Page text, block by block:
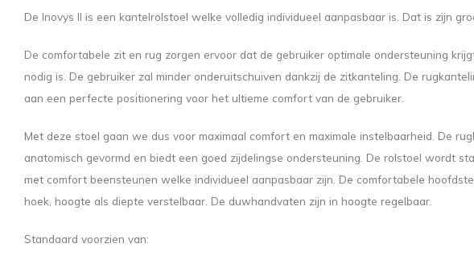
De Inovys II is een kantelrolstoel welke volledig individueel aanpasbaar is. Dat is zijn
De comfortabele zit en rug zorgen ervoor dat de gebruiker optimale ondersteuning
nodig is. De gebruiker zal minder onderuitschuiven dankzij de zitkanteling. De
aan een perfecte positionering voor het ultieme comfort van de gebruiker.
Met deze stoel gaan we dus voor maximaal comfort en maximale instelbaarheid. De
anatomisch gevormd en biedt een goed zijdelingse ondersteuning. De rolstoel wordt
met comfort beensteunen welke individueel aanpasbaar zijn. De comfortabele
hoek, hoogte als diepte verstelbaar. De duwhandvaten zijn in hoogte regelbaar.
Standaard voorzien van: